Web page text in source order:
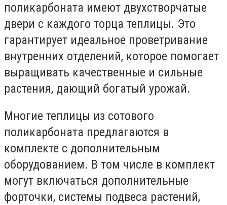
поликарбоната имеют двухстворчатые
двери с каждого торца теплицы. Это
гарантирует идеальное проветривание
внутренних отделений, которое помогает
выращивать качественные и сильные
растения, дающий богатый урожай.
Многие теплицы из сотового
поликарбоната предлагаются в
комплекте с дополнительным
оборудованием. В том числе в комплект
могут включаться дополнительные
форточки, системы подвеса растений,